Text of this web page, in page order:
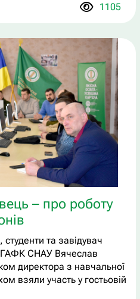
1105
– про роботу
та завідувач
ГАФК СНАУ Вячеслав
директора з навчальної
взяли участь у гостьовій